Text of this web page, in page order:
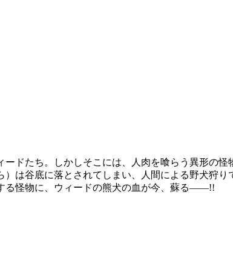
ドたち。しかしそこには、人肉を喰らう異形の
は谷底に落とされてしまい、人間による野犬狩
る怪物に、ウィードの熊犬の血が今、蘇る――!!